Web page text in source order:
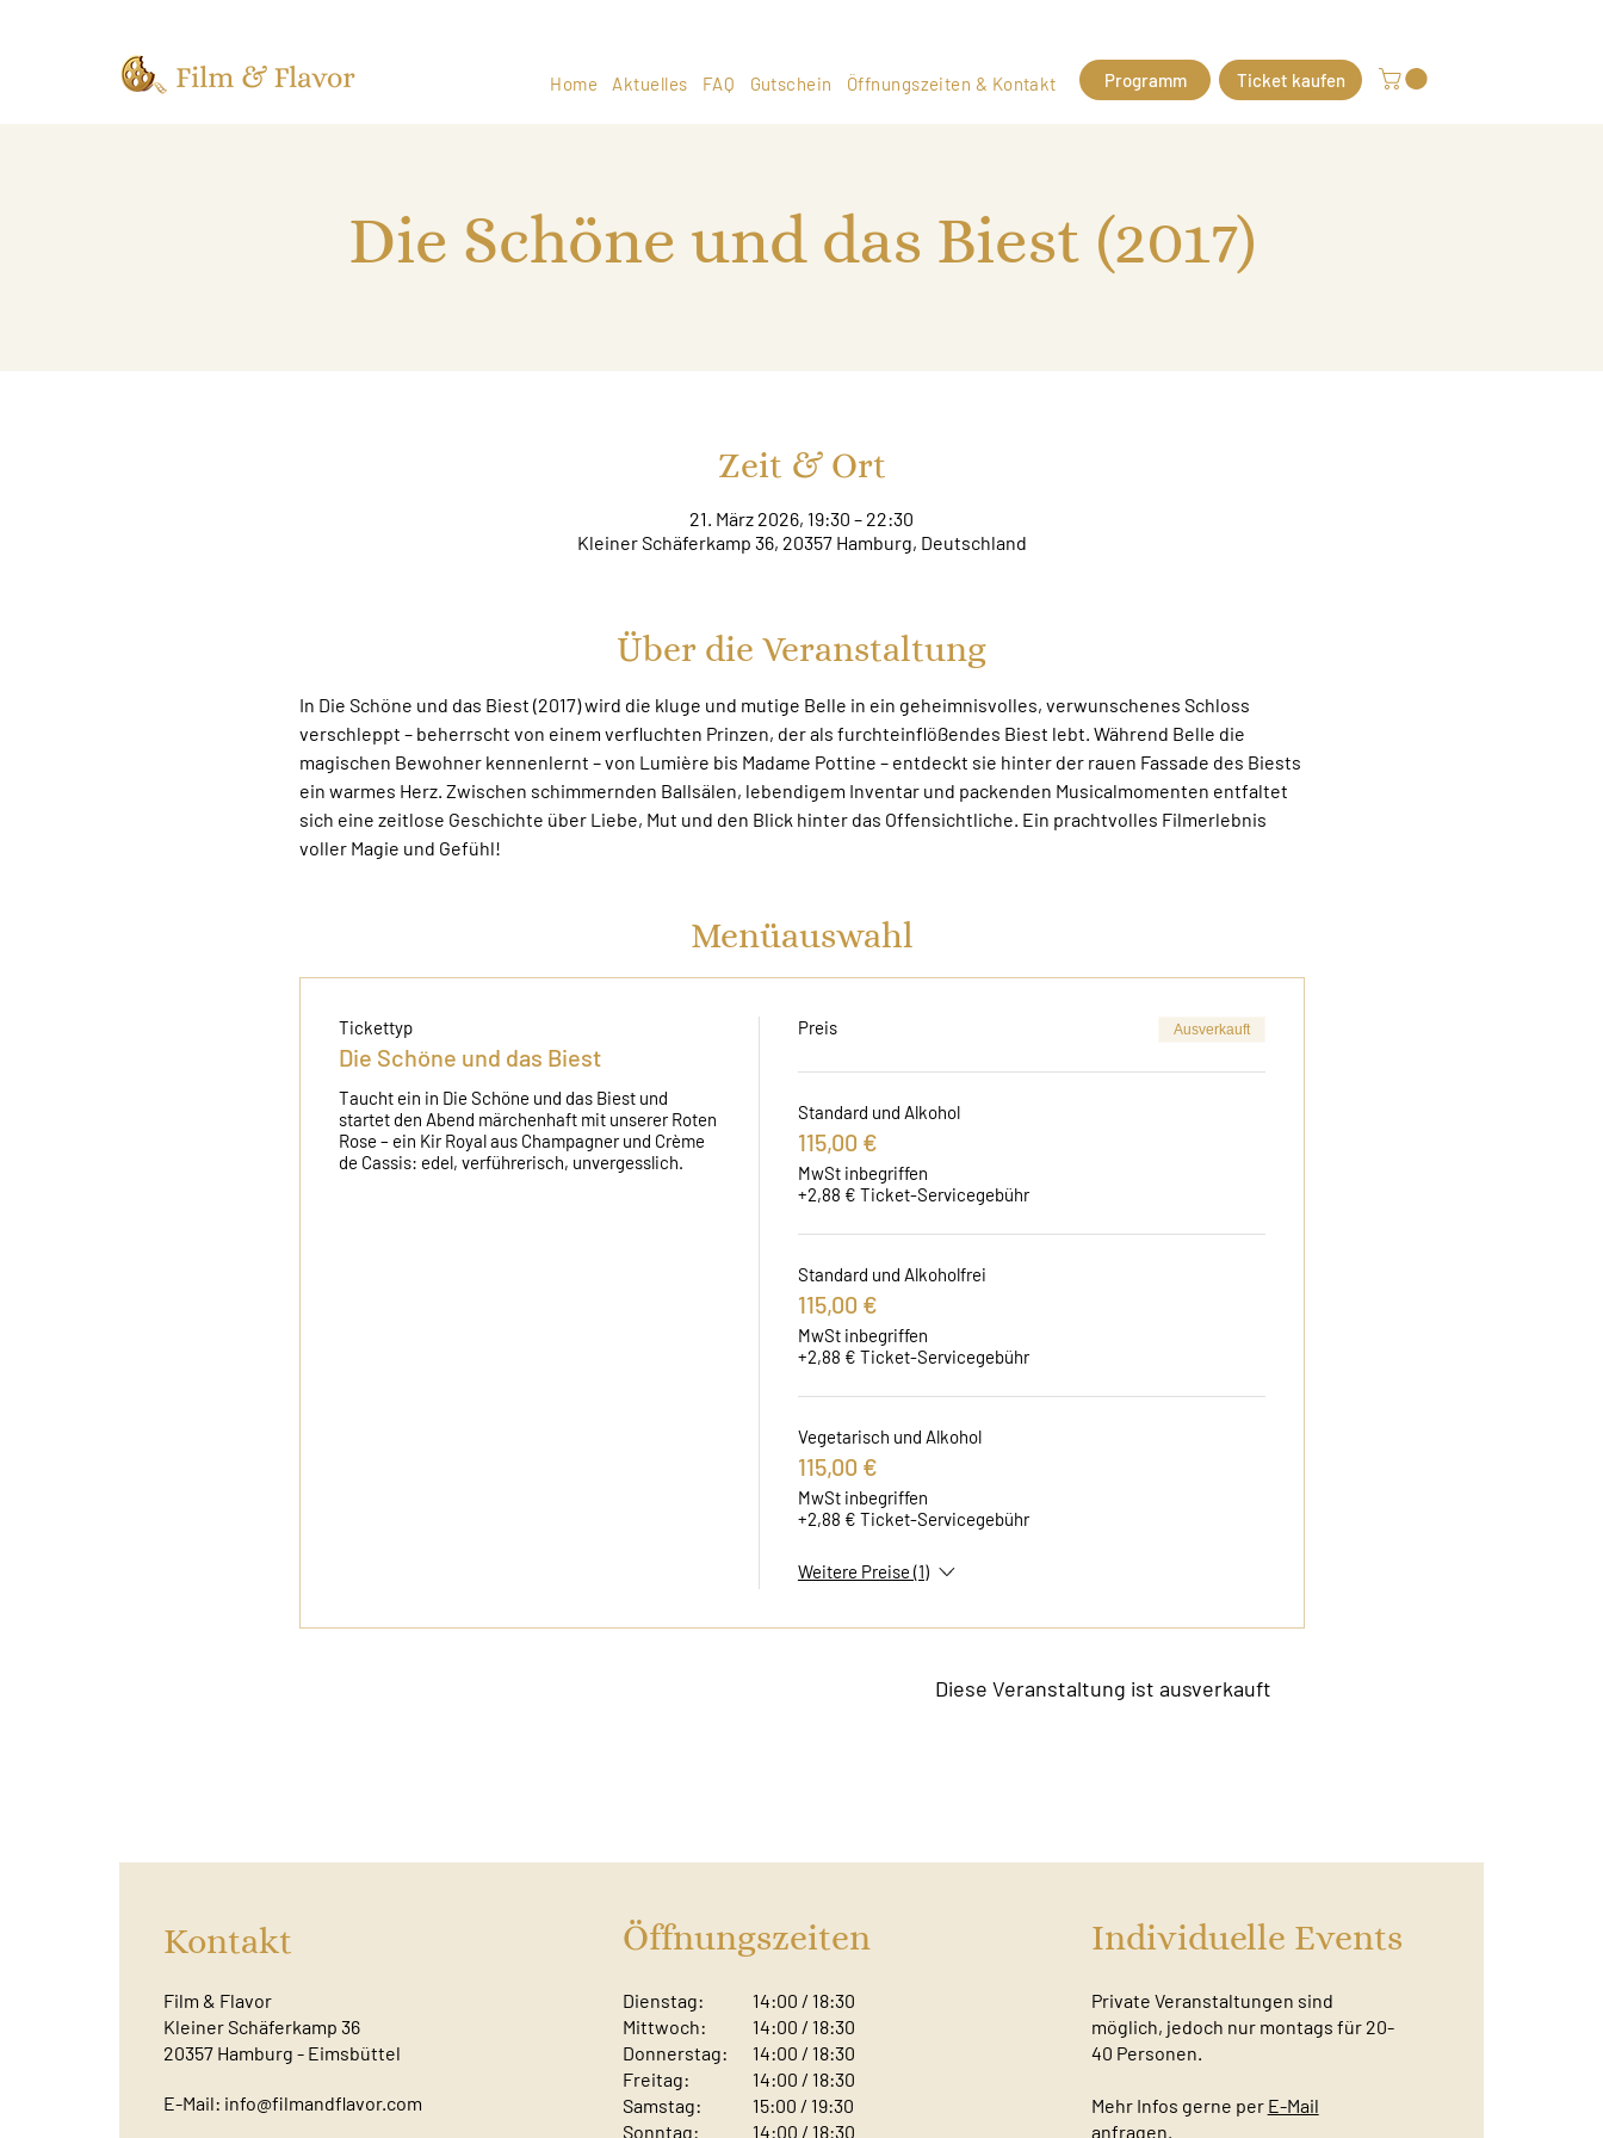
Home Aktuelles FAQ Gutschein Öffnungszeiten & Kontakt Programm Ticket kaufen
Die Schöne und das Biest (2017)
Zeit & Ort
21. März 2026, 19:30 – 22:30
Kleiner Schäferkamp 36, 20357 Hamburg, Deutschland
Über die Veranstaltung
In Die Schöne und das Biest (2017) wird die kluge und mutige Belle in ein geheimnisvolles, verwunschenes Schloss
verschleppt – beherrscht von einem verfluchten Prinzen, der als furchteinflößendes Biest lebt. Während Belle die
magischen Bewohner kennenlernt – von Lumière bis Madame Pottine – entdeckt sie hinter der rauen Fassade des Biests
ein warmes Herz. Zwischen schimmernden Ballsälen, lebendigem Inventar und packenden Musicalmomenten entfaltet
sich eine zeitlose Geschichte über Liebe, Mut und den Blick hinter das Offensichtliche. Ein prachtvolles Filmerlebnis
voller Magie und Gefühl!
Menüauswahl
Tickettyp
Die Schöne und das Biest
Taucht ein in Die Schöne und das Biest und
startet den Abend märchenhaft mit unserer Roten
Rose – ein Kir Royal aus Champagner und Crème
de Cassis: edel, verführerisch, unvergesslich.
Preis Ausverkauft
Standard und Alkohol
115,00 €
MwSt inbegriffen
+2,88 € Ticket-Servicegebühr
Standard und Alkoholfrei
115,00 €
MwSt inbegriffen
+2,88 € Ticket-Servicegebühr
Vegetarisch und Alkohol
115,00 €
MwSt inbegriffen
+2,88 € Ticket-Servicegebühr
Weitere Preise (1)
Diese Veranstaltung ist ausverkauft
Kontakt
Film & Flavor
Kleiner Schäferkamp 36
20357 Hamburg - Eimsbüttel
E-Mail: info@filmandflavor.com
Öffnungszeiten
Dienstag:
Mittwoch:
Donnerstag:
Freitag:
Samstag:
Sonntag: ​
14:00 / 18:30
14:00 / 18:30
14:00 / 18:30
14:00 / 18:30
15:00 / 19:30
14:00 / 18:30
Individuelle Events
Private Veranstaltungen sind
möglich, jedoch nur montags für 20-
40 Personen.
Mehr Infos gerne per E-Mail
anfragen.